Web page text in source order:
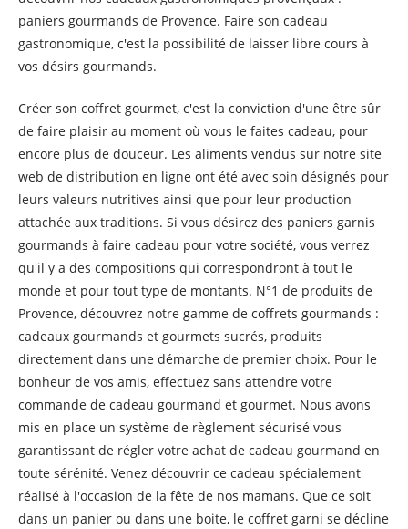
paniers gourmands de Provence. Faire son cadeau
gastronomique, c'est la possibilité de laisser libre cours à
vos désirs gourmands.
Créer son coffret gourmet, c'est la conviction d'une être sûr
de faire plaisir au moment où vous le faites cadeau, pour
encore plus de douceur. Les aliments vendus sur notre site
web de distribution en ligne ont été avec soin désignés pour
leurs valeurs nutritives ainsi que pour leur production
attachée aux traditions. Si vous désirez des paniers garnis
gourmands à faire cadeau pour votre société, vous verrez
qu'il y a des compositions qui correspondront à tout le
monde et pour tout type de montants. N°1 de produits de
Provence, découvrez notre gamme de coffrets gourmands :
cadeaux gourmands et gourmets sucrés, produits
directement dans une démarche de premier choix. Pour le
bonheur de vos amis, effectuez sans attendre votre
commande de cadeau gourmand et gourmet. Nous avons
mis en place un système de règlement sécurisé vous
garantissant de régler votre achat de cadeau gourmand en
toute sérénité. Venez découvrir ce cadeau spécialement
réalisé à l'occasion de la fête de nos mamans. Que ce soit
dans un panier ou dans une boite, le coffret garni se décline